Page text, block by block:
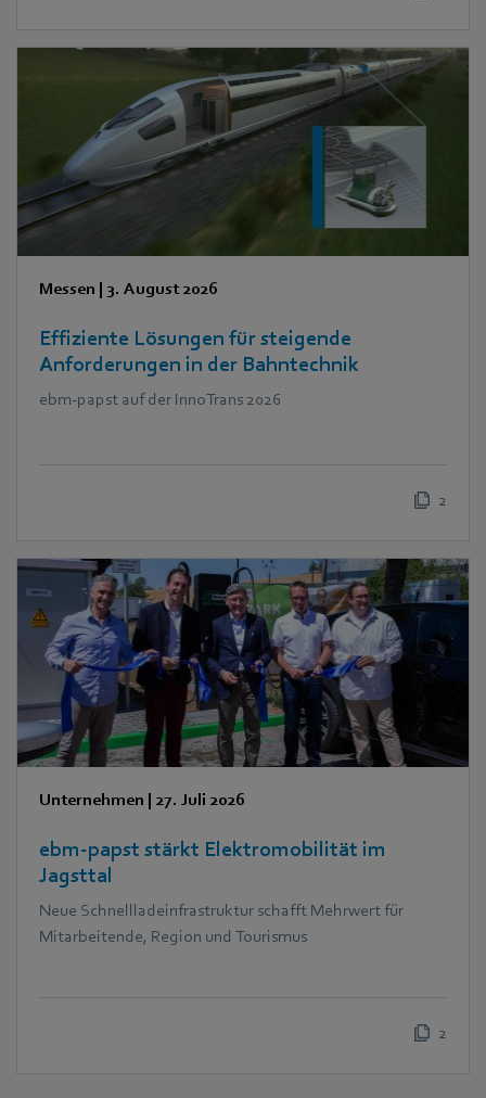
Messen | 3. August 2026
Effiziente Lösungen für steigende
Anforderungen in der Bahntechnik
ebm‑papst auf der InnoTrans 2026
2
Unternehmen | 27. Juli 2026
ebm‑papst stärkt Elektromobilität im
Jagsttal
Neue Schnellladeinfrastruktur schafft Mehrwert für
Mitarbeitende, Region und Tourismus
2